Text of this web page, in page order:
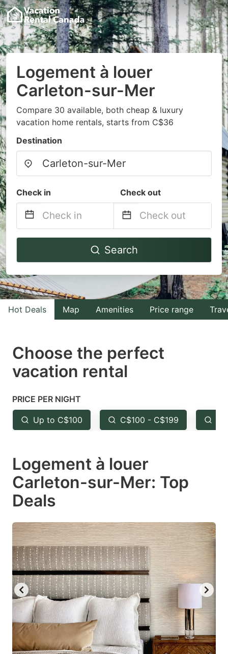
Logement à louer
Carleton-sur-Mer
Compare 30 available, both cheap & luxury
vacation home rentals, starts from C$36
Destination
Check in Check out
Navigate
to
interact
with
the
select
a
Press
the
question
key
to
get
the
keyboard
shortcuts
for
changing
dates.
Navigate
to
interact
with
the
select
the
question
key
to
keyboard
shortcuts
for
changing
dates.
Search
Hot Deals Map Amenities Price range
Choose the perfect
vacation rental
PRICE PER NIGHT
Up to C$100 C$100 - C$199
Logement à louer
Carleton-sur-Mer: Top
Deals